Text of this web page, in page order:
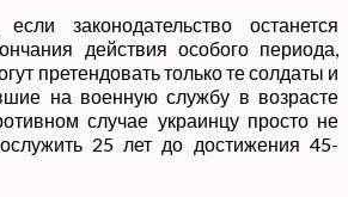
законодательство останется
действия особого периода,
претендовать только те солдаты и
на военную службу в возрасте
случае украинцу просто не
25 лет до достижения 45-